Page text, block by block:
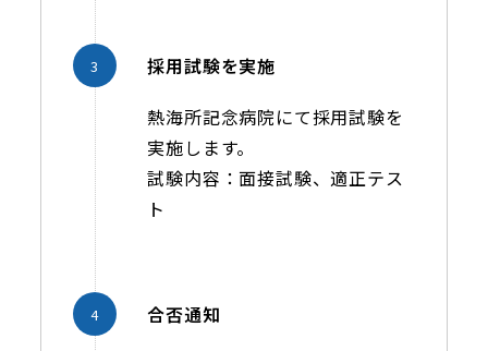
採用試験を実施
熱海所記念病院にて採用試験を
実施します。
試験内容：面接試験、適正テス
ト
合否通知